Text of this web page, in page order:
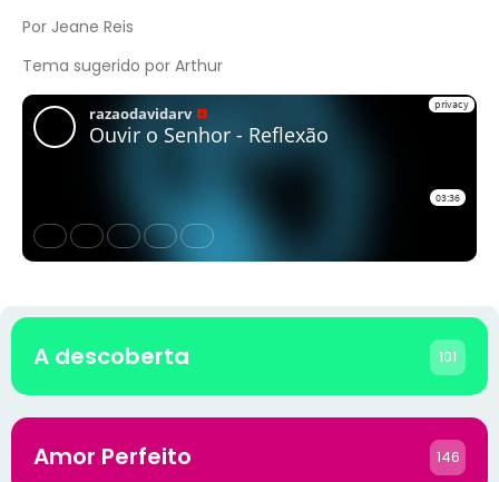
Por Jeane Reis
Tema sugerido por Arthur
A descoberta 101
Amor Perfeito 146